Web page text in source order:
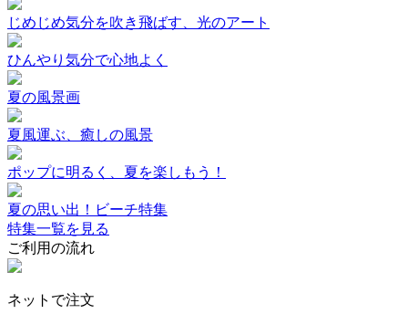
じめじめ気分を吹き飛ばす、光のアート
ひんやり気分で心地よく
夏の風景画
夏風運ぶ、癒しの風景
ポップに明るく、夏を楽しもう！
夏の思い出！ビーチ特集
特集一覧を見る
ご利用の流れ
ネットで注文